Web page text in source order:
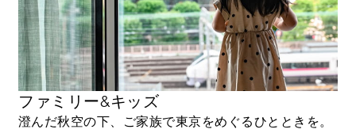
ファミリー&キッズ
澄んだ秋空の下、ご家族で東京をめぐるひとときを。